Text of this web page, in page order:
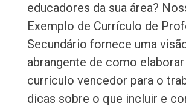
educadores da sua área?
Exemplo de Currículo de
Secundário fornece uma
abrangente de como elaborar
currículo vencedor para o
dicas sobre o que incluir e